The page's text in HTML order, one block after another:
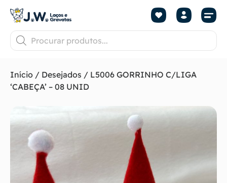
Início / Desejados / L5006 GORRINHO C/LIGA
‘CABEÇA’ – 08 UNID